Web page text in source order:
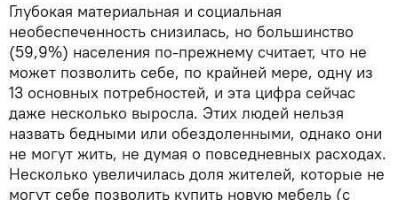
Глубокая материальная и социальная
необеспеченность снизилась, но большинство
(59,9%) населения по-прежнему считает, что не
может позволить себе, по крайней мере, одну из
13 основных потребностей, и эта цифра сейчас
даже несколько выросла. Этих людей нельзя
назвать бедными или обездоленными, однако они
не могут жить, не думая о повседневных расходах.
Несколько увеличилась доля жителей, которые не
могут себе позволить купить новую мебель (с